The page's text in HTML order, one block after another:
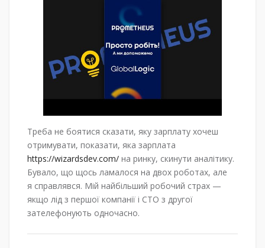
Треба не боятися сказати, яку зарплату хочеш
отримувати, показати, яка зарплата
https://wizardsdev.com/ на ринку, скинути аналітику.
Бувало, що щось ламалося на двох роботах, але
я справлявся. Мій найбільший робочий страх —
якщо лід з першої компанії і CTO з другої
зателефонують одночасно.